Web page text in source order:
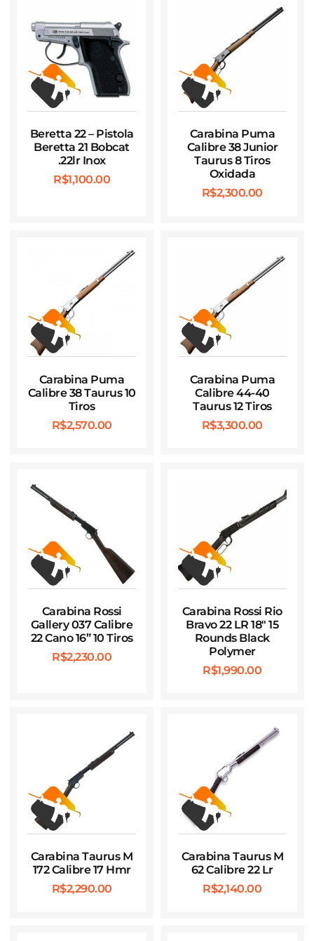
Beretta 22 – Pistola
Beretta 21 Bobcat
.22lr Inox
R$1,100.00
Carabina Puma
Calibre 38 Junior
Taurus 8 Tiros
Oxidada
R$2,300.00
Carabina Puma
Calibre 38 Taurus 10
Tiros
R$2,570.00
Carabina Puma
Calibre 44-40
Taurus 12 Tiros
R$3,300.00
Carabina Rossi
Gallery 037 Calibre
22 Cano 16” 10 Tiros
R$2,230.00
Carabina Rossi Rio
Bravo 22 LR 18″ 15
Rounds Black
Polymer
R$1,990.00
Carabina Taurus M
172 Calibre 17 Hmr
R$2,290.00
Carabina Taurus M
62 Calibre 22 Lr
R$2,140.00